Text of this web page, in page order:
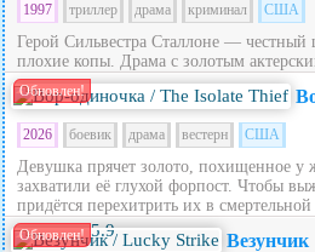
1997 триллер драма криминал США
Герой Сильвестра Сталлоне —
плохие копы. Драма с золотым
Обновлен!
2026 боевик драма вестерн США
Девушка прячет золото, похищенное у
захватили её глухой форпост. Чтобы
придётся перехитрить их в
Обновлен! 5.9 Везунчик